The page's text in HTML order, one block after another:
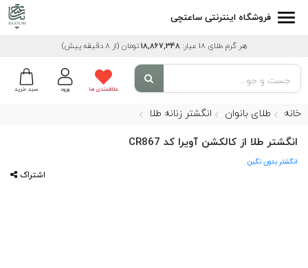
فروشگاه اینترنتی ساعتچی
هر گرم طلای 18 عیار: 18,867,348تومان (از 8 دقیقه پیش)
سبد خرید ورود علاقمندی ها
خانه طلای بانوان انگشتر زنانه طلا
انگشتر طلا از کالکشن آویرا کد CR867
انگشتر بدون نگین
اشتراک